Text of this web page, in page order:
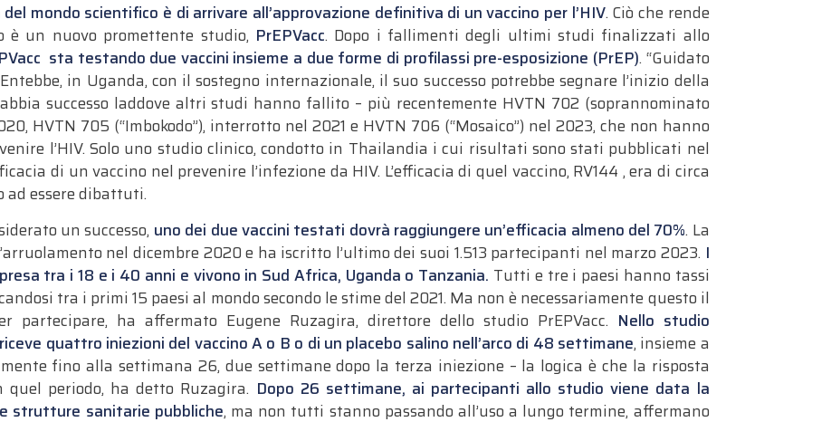
mondo scientifico è di arrivare all’approvazione definitiva di un vaccino per l’HIV. Ciò che rende
un nuovo promettente studio, PrEPVacc. Dopo i fallimenti degli ultimi studi finalizzati allo
sta testando due vaccini insieme a due forme di profilassi pre-esposizione (PrEP). “Guidato
in Uganda, con il sostegno internazionale, il suo successo potrebbe segnare l’inizio della
successo laddove altri studi hanno fallito – più recentemente HVTN 702 (soprannominato
HVTN 705 (“Imbokodo”), interrotto nel 2021 e HVTN 706 (“Mosaico”) nel 2023, che non hanno
l’HIV. Solo uno studio clinico, condotto in Thailandia i cui risultati sono stati pubblicati nel
di un vaccino nel prevenire l’infezione da HIV. L’efficacia di quel vaccino, RV144 , era di circa
essere dibattuti.
un successo, uno dei due vaccini testati dovrà raggiungere un’efficacia almeno del 70%. La
nel dicembre 2020 e ha iscritto l’ultimo dei suoi 1.513 partecipanti nel marzo 2023. I
tra i 18 e i 40 anni e vivono in Sud Africa, Uganda o Tanzania. Tutti e tre i paesi hanno tassi
tra i primi 15 paesi al mondo secondo le stime del 2021. Ma non è necessariamente questo il
ha affermato Eugene Ruzagira, direttore dello studio PrEPVacc. Nello studio
quattro iniezioni del vaccino A o B o di un placebo salino nell’arco di 48 settimane, insieme a
fino alla settimana 26, due settimane dopo la terza iniezione – la logica è che la risposta
periodo, ha detto Ruzagira. Dopo 26 settimane, ai partecipanti allo studio viene data la
strutture sanitarie pubbliche, ma non tutti stanno passando all’uso a lungo termine, affermano